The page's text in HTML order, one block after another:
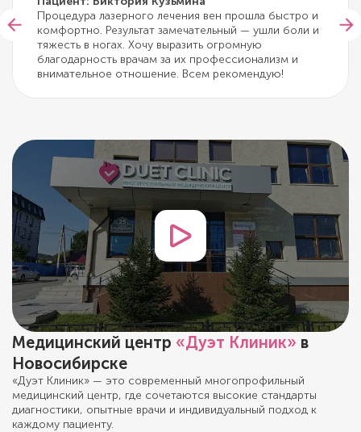
Процедура лазерного лечения вен прошла быстро и
комфортно. Результат замечательный — ушли боли и
тяжесть в ногах. Хочу выразить огромную
благодарность врачам за их профессионализм и
внимательное отношение. Всем рекомендую!
Медицинский центр «Дуэт Клиник» в
Новосибирске
«Дуэт Клиник» — это современный многопрофильный
медицинский центр, где сочетаются высокие стандарты
диагностики, опытные врачи и индивидуальный подход к
каждому пациенту.